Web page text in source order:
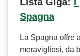
Spagna
La Spagna offre
meravigliosi, da